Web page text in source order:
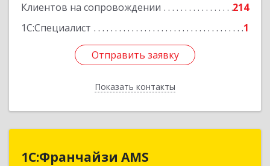
Клиентов на сопровождении
214
1С:Специалист
1
Отправить заявку
Показать контакты
Отправить заявку
Назад
1С:Франчайзи AMS